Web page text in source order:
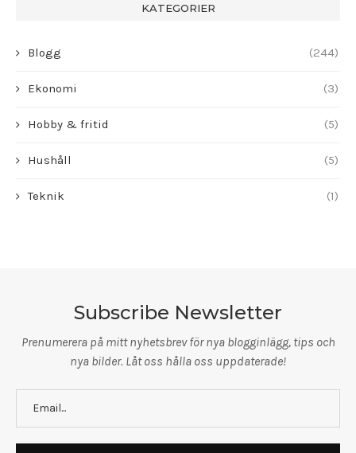
KATEGORIER
Blogg (244)
Ekonomi (3)
Hobby & fritid (5)
Hushåll (5)
Teknik (1)
Subscribe Newsletter
Prenumerera på mitt nyhetsbrev för nya blogginlägg, tips och
nya bilder. Låt oss hålla oss uppdaterade!